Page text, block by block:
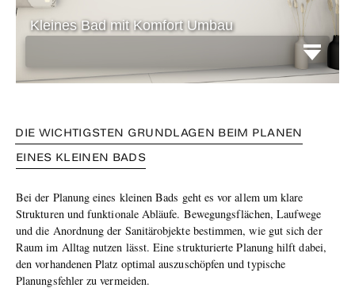
DIE WICHTIGSTEN GRUNDLAGEN BEIM PLANEN
EINES KLEINEN BADS
Bei der Planung eines kleinen Bads geht es vor allem um klare
Strukturen und funktionale Abläufe. Bewegungsflächen, Laufwege
und die Anordnung der Sanitärobjekte bestimmen, wie gut sich der
Raum im Alltag nutzen lässt. Eine strukturierte Planung hilft dabei,
den vorhandenen Platz optimal auszuschöpfen und typische
Planungsfehler zu vermeiden.